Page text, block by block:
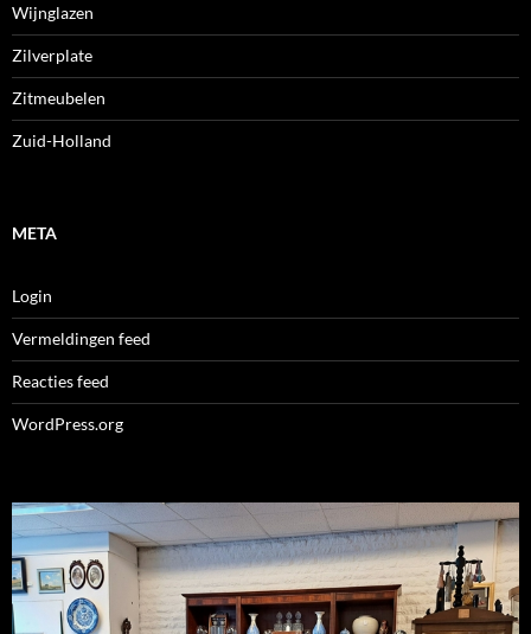
Wijnglazen
Zilverplate
Zitmeubelen
Zuid-Holland
META
Login
Vermeldingen feed
Reacties feed
WordPress.org